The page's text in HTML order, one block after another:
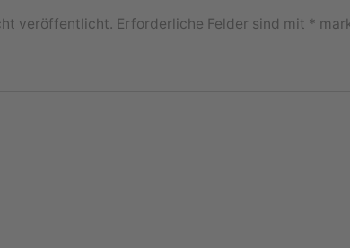
veröffentlicht. Erforderliche Felder sind mit *